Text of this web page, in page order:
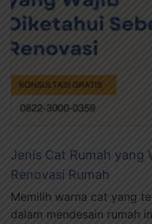
Jenis Cat Rumah yang
Renovasi Rumah
Memilih warna cat yang
dalam mendesain rumah